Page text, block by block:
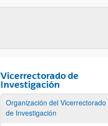
Vicerrectorado de
Investigación
Organización del Vicerrectorado
de Investigación